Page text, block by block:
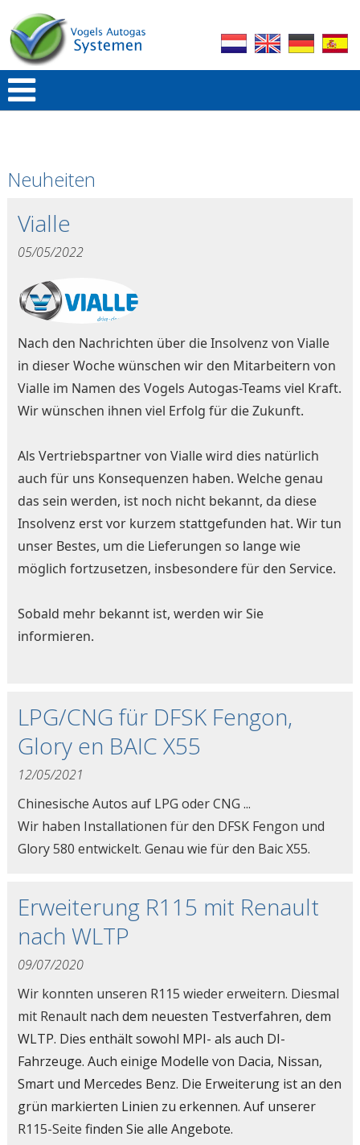
Neuheiten
Vialle
05/05/2022
Nach den Nachrichten über die Insolvenz von Vialle
in dieser Woche wünschen wir den Mitarbeitern von
Vialle im Namen des Vogels Autogas-Teams viel Kraft.
Wir wünschen ihnen viel Erfolg für die Zukunft.
Als Vertriebspartner von Vialle wird dies natürlich
auch für uns Konsequenzen haben. Welche genau
das sein werden, ist noch nicht bekannt, da diese
Insolvenz erst vor kurzem stattgefunden hat. Wir tun
unser Bestes, um die Lieferungen so lange wie
möglich fortzusetzen, insbesondere für den Service.
Sobald mehr bekannt ist, werden wir Sie
informieren.
LPG/CNG für DFSK Fengon,
Glory en BAIC X55
12/05/2021
Chinesische Autos auf LPG oder CNG ...
Wir haben Installationen für den DFSK Fengon und
Glory 580 entwickelt. Genau wie für den Baic X55.
Erweiterung R115 mit Renault
nach WLTP
09/07/2020
Wir konnten unseren R115 wieder erweitern. Diesmal
mit Renaultnach dem neuesten Testverfahren, dem
WLTP. Dies enthält sowohl MPI- als auch DI-
Fahrzeuge. Auch einige Modelle von Dacia, Nissan,
Smart und Mercedes Benz. Die Erweiterung ist an den
grün markierten Linien zu erkennen. Auf unserer
R115-Seite finden Sie alle Angebote.